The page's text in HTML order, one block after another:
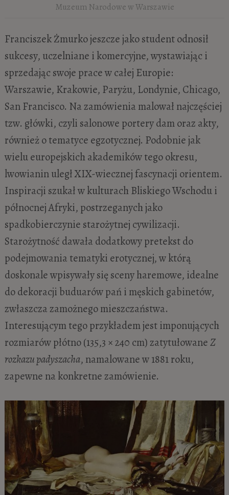
Muzeum Narodowe w Warszawie
Franciszek Żmurko jeszcze jako student odnosił
sukcesy, uczelniane i komercyjne, wystawiając i
sprzedając swoje prace w całej Europie:
Warszawie, Krakowie, Paryżu, Londynie, Chicago,
San Francisco. Na zamówienia malował najczęściej
tzw. główki, czyli salonowe portery dam oraz akty,
również o tematyce egzotycznej. Podobnie jak
wielu europejskich akademików tego okresu,
lwowianin uległ XIX-wiecznej fascynacji orientem.
Inspiracji szukał w kulturach Bliskiego Wschodu i
północnej Afryki, postrzeganych jako
spadkobierczynie starożytnej cywilizacji.
Starożytność dawała dodatkowy pretekst do
podejmowania tematyki erotycznej, w którą
doskonale wpisywały się sceny haremowe, idealne
do dekoracji buduarów pań i męskich gabinetów,
zwłaszcza zamożnego mieszczaństwa.
Interesującym tego przykładem jest imponujących
rozmiarów płótno (135,3 × 240 cm) zatytułowaneZ
rozkazu padyszacha, namalowane w 1881 roku,
zapewne na konkretne zamówienie.